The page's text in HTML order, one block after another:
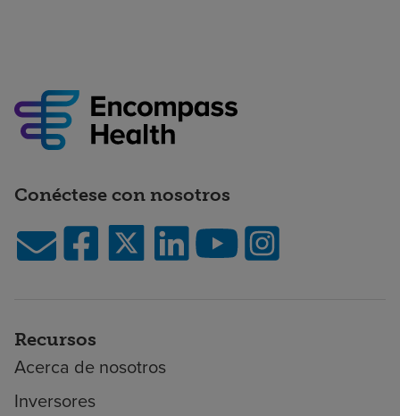
Conéctese con nosotros
Recursos
Acerca de nosotros
Inversores